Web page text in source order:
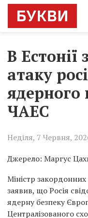
В Естонії
атаку
ядерного
ЧАЕС
Неділя, 7 Червня,
Джерело: Маргус
Міністр
заявив, що Росія
ядерну безпеку
Централізованого